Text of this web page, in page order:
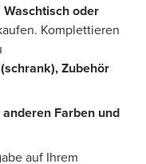
Waschtisch oder
Komplettieren
Zubehör
anderen Farben und
auf Ihrem